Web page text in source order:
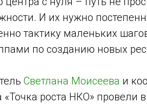
И их нужно
тактику маленьких
по созданию новых
Светлана Моисеева и
«Точка роста НКО» провели